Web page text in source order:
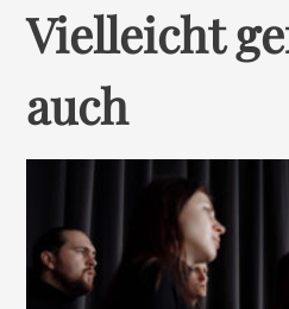
Vielleicht
auch